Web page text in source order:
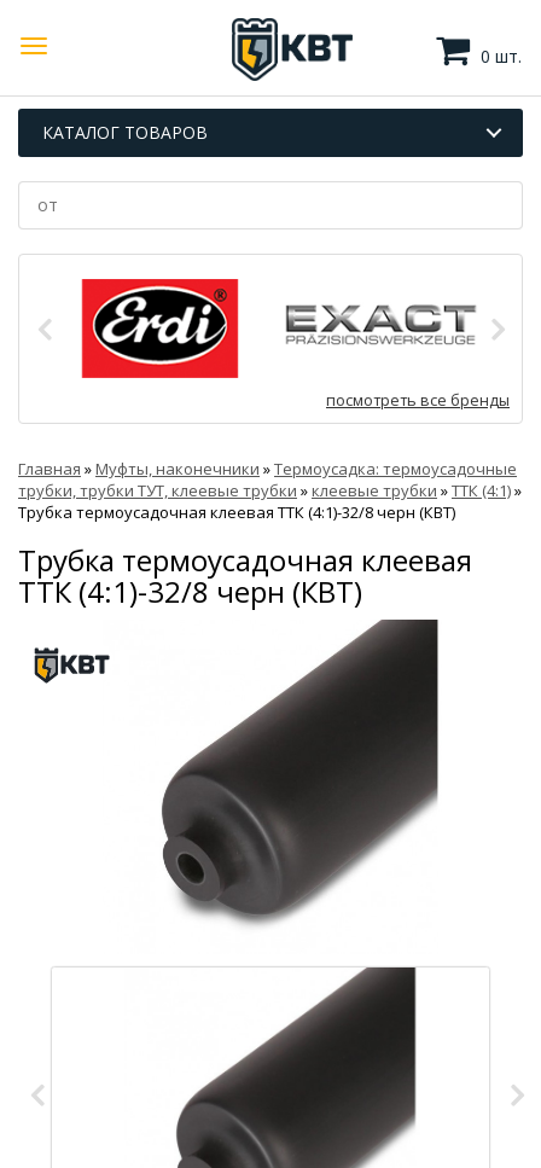
0 шт.
КАТАЛОГ ТОВАРОВ
посмотреть все бренды
Главная »Муфты, наконечники »Термоусадка: термоусадочные
трубки, трубки ТУТ, клеевые трубки »клеевые трубки »ТТК (4:1)»
Трубка термоусадочная клеевая ТТК (4:1)-32/8 черн (КВТ)
Трубка термоусадочная клеевая
ТТК (4:1)-32/8 черн (КВТ)